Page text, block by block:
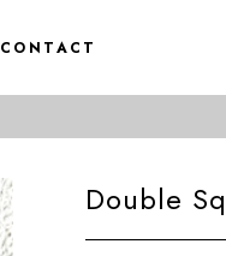
CONTACT
Double